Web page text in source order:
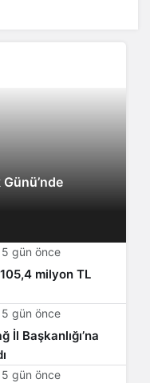
5 gün önce
milyon TL
5 gün önce
İl Başkanlığı’na
5 gün önce